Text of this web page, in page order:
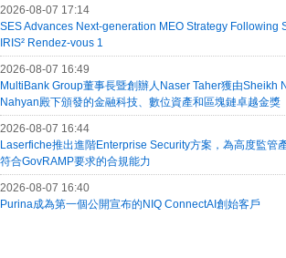
2026-08-07 17:14
SES Advances Next-generation MEO Strategy Following
IRIS² Rendez-vous 1
2026-08-07 16:49
MultiBank Group董事長暨創辦人Naser Taher獲由Sheikh
Nahyan殿下頒發的金融科技、數位資產和區塊鏈卓越金獎
2026-08-07 16:44
Laserfiche推出進階Enterprise Security方案，為高度監管
符合GovRAMP要求的合規能力
2026-08-07 16:40
Purina成為第一個公開宣布的NIQ ConnectAI創始客戶